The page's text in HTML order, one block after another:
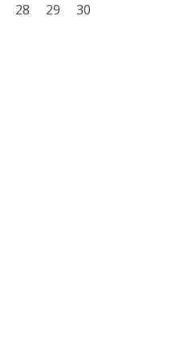
28 29
30